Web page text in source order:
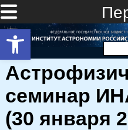
Открыть панель инструментов
семинар
(30 января